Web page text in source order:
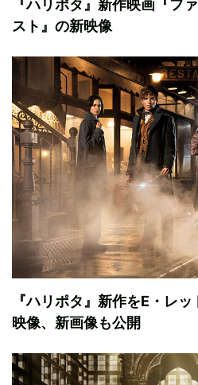
『ハリポタ』新作映画『フ
スト』の新映像
『ハリポタ』新作をE・レ
映像、新画像も公開